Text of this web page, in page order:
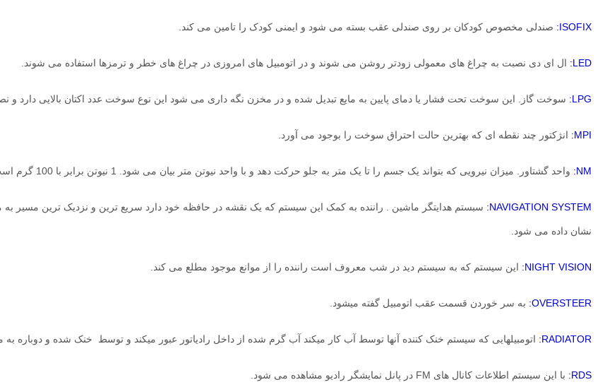
ISOFIX: صندلی مخصوص کودکان بر روی صندلی عقب بسته می شود و ایمنی کودک را تامین می کند.
LED: ال ای دی نصبت به چراغ های معمولی زودتر روشن می شوند و در اتومبیل های امروزی در چراغ های خطر و ترمزها استفاده می شوند.
LPG: سوخت گاز. این سوخت تحت فشار یا دمای پایین به مایع تبدیل شده و در مخزن نگه داری می شود این نوع سوخت عدد اکتان بالایی دارد و
MPI: انژکتور چند نقطه ای که بهترین حالت احتراق سوخت را بوجود می آورد.
NM: واحد گشتاور. میزان نیرویی که بتواند یک جسم را تا یک متر به جلو حرکت دهد و با واحد نیوتن متر بیان می شود. 1 نیوتن برابر با 100 گرم است
NAVIGATION SYSTEM: سبستم هدایتگر ماشین . راننده به کمک این سیستم که یک نقشه در حافظه خود دارد سریع ترین و نزدیک ترین مسیر
نشان داده می شود.
NIGHT VISION: این سیستم که به سیستم دید در شب معروف است راننده را از موانع موجود مطلع می کند.
OVERSTEER: به سر خوردن قسمت عقب اتومبیل گفته میشود
RADIATOR: اتومبیلهایی که سیستم خنک کننده آنها توسط آب کار میکند آب گرم شده از داخل رادیاتور عبور میکند و توسط خنک شده و دوباره به
RDS: با این سیستم اطلاعات کانال های FM در پانل نمایشگر رادیو مشاهده می شود.